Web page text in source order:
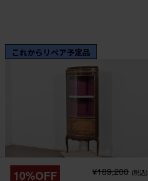
これからリペア予定品
10%OFF ¥189,200 (税込)